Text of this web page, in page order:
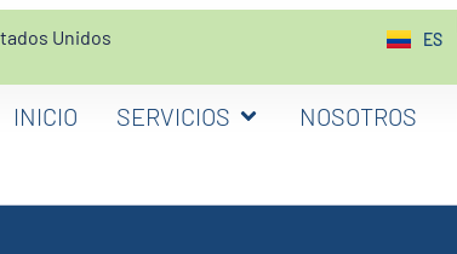
Unidos ES
EN
INICIO SERVICIOS NOSOTROS